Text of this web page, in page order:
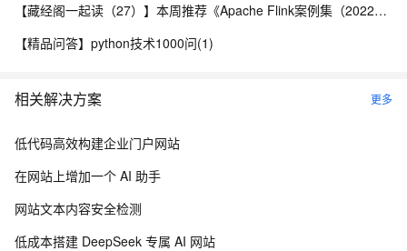
【藏经阁一起读（27）】本周推荐《Apache Flink案例集（2022版）》，你有哪些心得？
【精品问答】python技术1000问(1)
相关解决方案 更多
低代码高效构建企业门户网站
在网站上增加一个 AI 助手
网站文本内容安全检测
低成本搭建 DeepSeek 专属 AI 网站